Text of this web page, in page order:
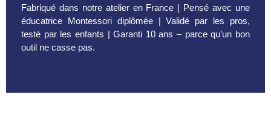
Fabriqué dans notre atelier en France | Pensé avec une
éducatrice Montessori diplômée | Validé par les pros,
testé par les enfants | Garanti 10 ans – parce qu’un bon
outil ne casse pas.